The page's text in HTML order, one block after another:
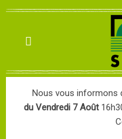
Nous vous informons
du Vendredi 7 Août